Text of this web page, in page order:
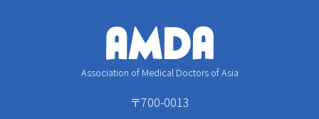
Association of Medical Doctors of Asia
〒700-0013